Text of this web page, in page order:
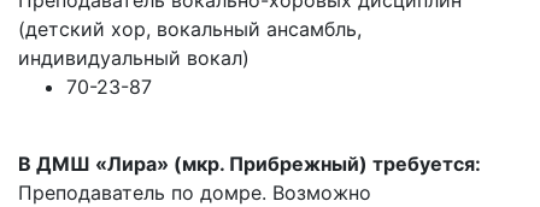
(детский хор, вокальный ансамбль,
индивидуальный вокал)
70-23-87
В ДМШ «Лира» (мкр. Прибрежный) требуется:
Преподаватель по домре. Возможно